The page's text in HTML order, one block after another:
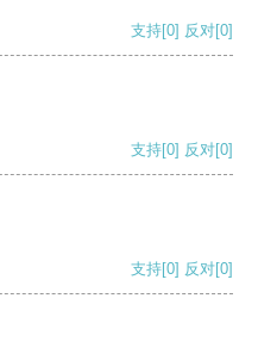
支持[0] 反对[0]
支持[0] 反对[0]
支持[0] 反对[0]